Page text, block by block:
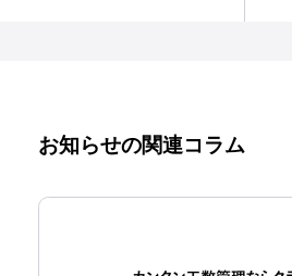
お知らせの関連コラム